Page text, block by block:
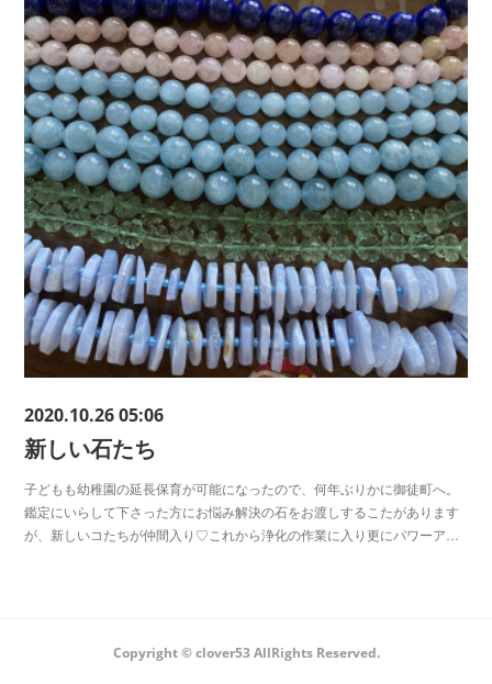
2020.10.26 05:06
新しい石たち
子どもも幼稚園の延長保育が可能になったので、何年ぶりかに御徒町へ。
鑑定にいらして下さった方にお悩み解決の石をお渡しするこたがあります
が、新しいコたちが仲間入り♡これから浄化の作業に入り更にパワーア…
Copyright ©︎ clover53 AllRights Reserved.